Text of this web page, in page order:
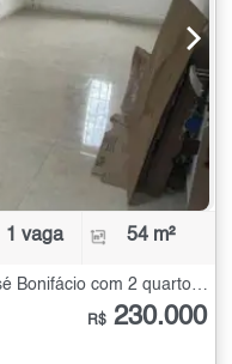
1 vaga 54 m²
Apartamento à Venda na Cohab José Bonifácio com 2 quartos - 54 m²
R$ 230.000